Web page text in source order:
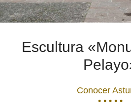
Escultura
Conocer
• • • • •